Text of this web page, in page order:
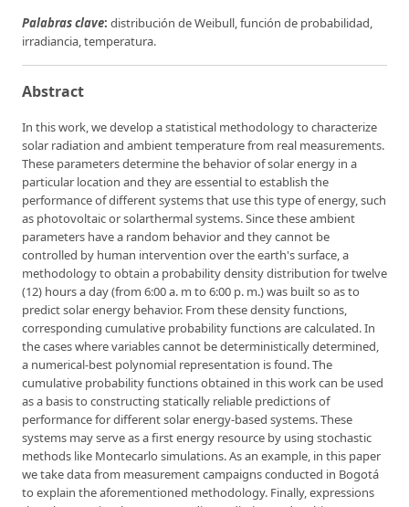
Palabras clave: distribución de Weibull, función de probabilidad,
irradiancia, temperatura.
Abstract
In this work, we develop a statistical methodology to characterize
solar radiation and ambient temperature from real measurements.
These parameters determine the behavior of solar energy in a
particular location and they are essential to establish the
performance of different systems that use this type of energy, such
as photovoltaic or solarthermal systems. Since these ambient
parameters have a random behavior and they cannot be
controlled by human intervention over the earth's surface, a
methodology to obtain a probability density distribution for twelve
(12) hours a day (from 6:00 a. m to 6:00 p. m.) was built so as to
predict solar energy behavior. From these density functions,
corresponding cumulative probability functions are calculated. In
the cases where variables cannot be deterministically determined,
a numerical-best polynomial representation is found. The
cumulative probability functions obtained in this work can be used
as a basis to constructing statically reliable predictions of
performance for different solar energy-based systems. These
systems may serve as a first energy resource by using stochastic
methods like Montecarlo simulations. As an example, in this paper
we take data from measurement campaigns conducted in Bogotá
to explain the aforementioned methodology. Finally, expressions